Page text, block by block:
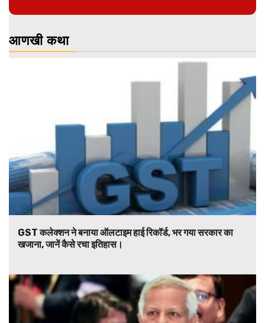
आणखी कथा
GST कलेक्शन ने बनाया ऑलटाइम हाई रिकॉर्ड, भर गया सरकार का
खजाना, जानें कैसे रचा इतिहास।